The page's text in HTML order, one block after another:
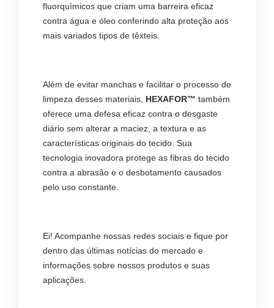
fluorquímicos que criam uma barreira eficaz
contra água e óleo conferindo alta proteção aos
mais variados tipos de têxteis.
Além de evitar manchas e facilitar o processo de
limpeza desses materiais, HEXAFOR™ também
oferece uma defesa eficaz contra o desgaste
diário sem alterar a maciez, a textura e as
características originais do tecido. Sua
tecnologia inovadora protege as fibras do tecido
contra a abrasão e o desbotamento causados
pelo uso constante.
Ei! Acompanhe nossas redes sociais e fique por
dentro das últimas notícias do mercado e
informações sobre nossos produtos e suas
aplicações.